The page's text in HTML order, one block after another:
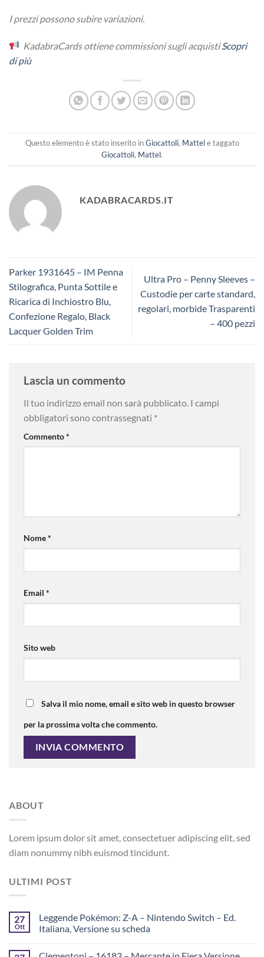
I prezzi possono subire variazioni.
KadabraCards ottiene commissioni sugli acquistiScopri
di più
Questo elemento è stato inserito inGiocattoli, Mattele taggato
Giocattoli, Mattel.
KADABRACARDS.IT
Parker 1931645 – IM Penna
Stilografica, Punta Sottile e
Ricarica di Inchiostro Blu,
Confezione Regalo, Black
Lacquer Golden Trim
Ultra Pro – Penny Sleeves –
Custodie per carte standard,
regolari, morbide Trasparenti
– 400 pezzi
Lascia un commento
Il tuo indirizzo email non sarà pubblicato. I campi
obbligatori sono contrassegnati *
Commento*
Nome*
Email *
Sito web
Salva il mio nome, email e sito web in questo browser
per la prossima volta che commento.
ABOUT
Lorem ipsum dolor sit amet, consectetuer adipiscing elit, sed
diam nonummy nibh euismod tincidunt.
ULTIMI POST
27
Ott
Leggende Pokémon: Z-A – Nintendo Switch – Ed.
Italiana, Versione su scheda